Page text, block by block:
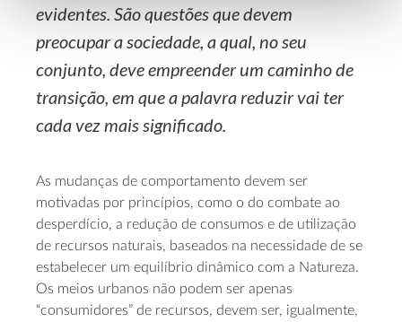
evidentes. São questões que devem
preocupar a sociedade, a qual, no seu
conjunto, deve empreender um caminho de
transição, em que a palavra reduzir vai ter
cada vez mais significado.
As mudanças de comportamento devem ser
motivadas por princípios, como o do combate ao
desperdício, a redução de consumos e de utilização
de recursos naturais, baseados na necessidade de se
estabelecer um equilíbrio dinâmico com a Natureza.
Os meios urbanos não podem ser apenas
“consumidores” de recursos, devem ser, igualmente,